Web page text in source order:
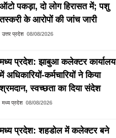
ऑटो पकड़ा, दो लोग हिरासत में; पशु
तस्करी के आरोपों की जांच जारी
उत्तर प्रदेश 08/08/2026
मध्य प्रदेश: झाबुआ कलेक्टर कार्यालय
में अधिकारियों-कर्मचारियों ने किया
श्रमदान, स्वच्छता का दिया संदेश
मध्य प्रदेश 08/08/2026
मध्य प्रदेश: शहडोल में कलेक्टर बने